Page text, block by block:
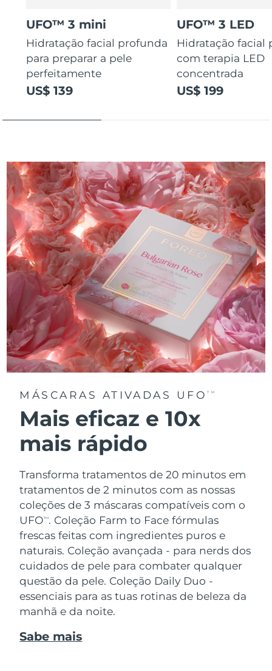
UFO™ 3 mini
Hidratação facial profunda
para preparar a pele
perfeitamente
US$ 139
UFO™ 3 LED
Hidratação facial
com terapia LED
concentrada
US$ 199
MÁSCARAS ATIVADAS UFOTM
Mais eficaz e 10x
mais rápido
Transforma tratamentos de 20 minutos em
tratamentos de 2 minutos com as nossas
coleções de 3 máscaras compatíveis com o
UFOTM. Coleção Farm to Face fórmulas
frescas feitas com ingredientes puros e
naturais. Coleção avançada - para nerds dos
cuidados de pele para combater qualquer
questão da pele. Coleção Daily Duo -
essenciais para as tuas rotinas de beleza da
manhã e da noite.
Sabe mais